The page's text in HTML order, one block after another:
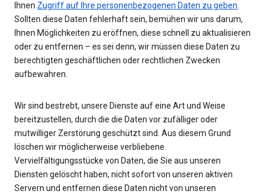
Ihnen Zugriff auf Ihre personenbezogenen Daten zu geben.
Sollten diese Daten fehlerhaft sein, bemühen wir uns darum,
Ihnen Möglichkeiten zu eröffnen, diese schnell zu aktualisieren
oder zu entfernen – es sei denn, wir müssen diese Daten zu
berechtigten geschäftlichen oder rechtlichen Zwecken
aufbewahren.
Wir sind bestrebt, unsere Dienste auf eine Art und Weise
bereitzustellen, durch die die Daten vor zufälliger oder
mutwilliger Zerstörung geschützt sind. Aus diesem Grund
löschen wir möglicherweise verbliebene
Vervielfältigungsstücke von Daten, die Sie aus unseren
Diensten gelöscht haben, nicht sofort von unseren aktiven
Servern und entfernen diese Daten nicht von unseren